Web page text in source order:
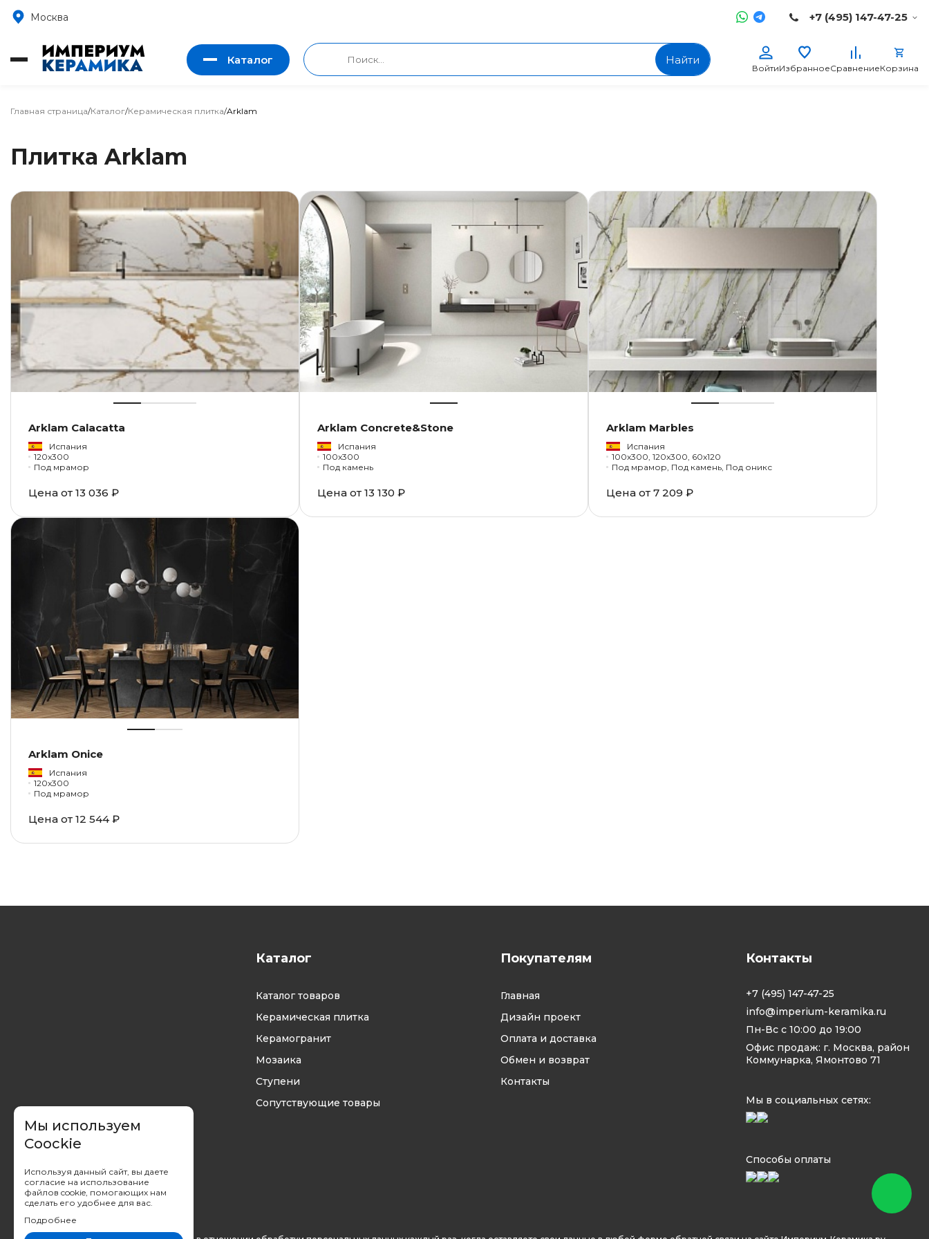
Москва +7 (495) 147-47-25
Каталог Найти
ВойтиИзбранноеСравнениеКорзина
Главная страница/Каталог/Керамическая плитка/Arklam
Плитка Arklam
Arklam Calacatta
Испания
120x300
Под мрамор
Цена от 13 036 ₽
Arklam Concrete&Stone
Испания
100x300
Под камень
Цена от 13 130 ₽
Arklam Marbles
Испания
100x300, 120x300, 60x120
Под мрамор, Под камень, Под оникс
Цена от 7 209 ₽
Arklam Onice
Испания
120x300
Под мрамор
Цена от 12 544 ₽
Каталог
Каталог товаров
Керамическая плитка
Керамогранит
Мозаика
Ступени
Сопутствующие товары
Покупателям
Главная
Дизайн проект
Оплата и доставка
Обмен и возврат
Контакты
Контакты
+7 (495) 147-47-25
info@imperium-keramika.ru
Пн-Вс с 10:00 до 19:00
Офис продаж: г. Москва, район
Коммунарка, Ямонтово 71
Мы в социальных сетях:
Способы оплаты
Мы используем
Coockie
Используя данный сайт, вы даете
согласие на использование
файлов cookie, помогающих нам
сделать его удобнее для вас.
Подробнее